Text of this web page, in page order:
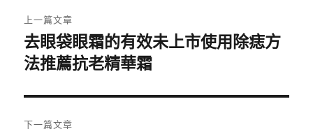
章
導
覽
上一篇文章
上
一
文
章:
去眼袋眼霜的有效未上市使用除痣方
法推薦抗老精華霜
下一篇文章